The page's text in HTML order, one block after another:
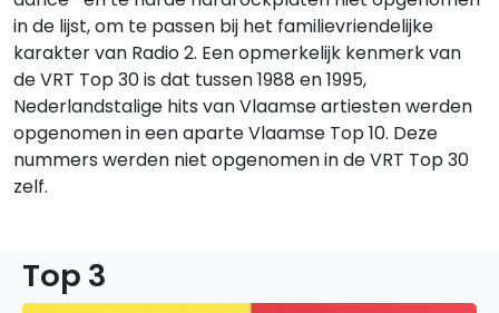
in de lijst, om te passen bij het familievriendelijke
karakter van Radio 2. Een opmerkelijk kenmerk van
de VRT Top 30 is dat tussen 1988 en 1995,
Nederlandstalige hits van Vlaamse artiesten werden
opgenomen in een aparte Vlaamse Top 10. Deze
nummers werden niet opgenomen in de VRT Top 30
zelf.
Top 3